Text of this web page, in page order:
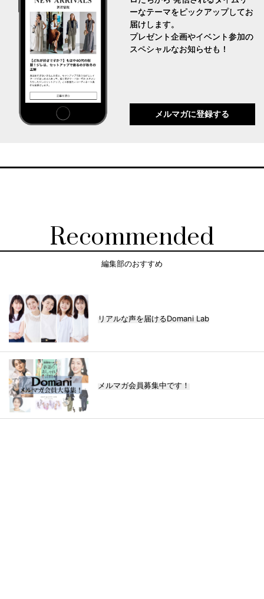
ーなテーマをピックアップしてお
届けします。
プレゼント企画やイベント参加の
スペシャルなお知らせも！
メルマガに登録する
Recommended
編集部のおすすめ
リアルな声を届けるDomani Lab
メルマガ会員募集中です！